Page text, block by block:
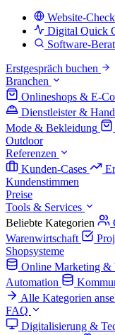
Website-Check
Digital Quick
Software-
Erstgespräch buchen
Branchen
Onlineshops & E-
Dienstleister &
Mode & Bekleidung
Outdoor
Referenzen
Kunden-Cases
Kundenstimmen
Preise
Tools & Services
Beliebte Kategorien
Warenwirtschaft
Shopsysteme
Online Marketing &
Automation
Alle Kategorien
FAQ
Digitalisierung &